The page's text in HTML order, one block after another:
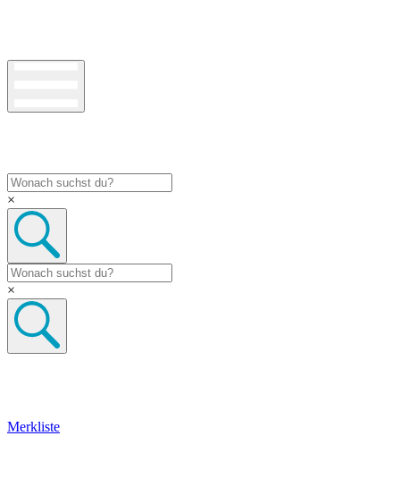
×
×
Merkliste